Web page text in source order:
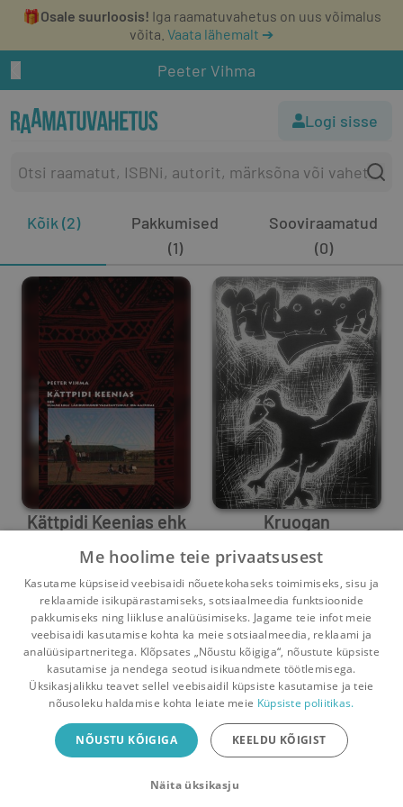
🎁Osale suurloosis! Iga raamatuvahetus on uus võimalus
võita. Vaata lähemalt ➔
Peeter Vihma
Logi sisse
Kõik (2)
Pakkumised
(1)
Sooviraamatud
(0)
Kättpidi Keenias ehk
Kümme lugu
vabatahtlikult Ida-
Aafrikas
8 0
Kruogan
Mariia
0 0
Pealehele Ostukorv Sõnumid Teated Konto
Raamatuvahetuse mobiiliäpp
Vaheta raamatuid veelgi mugavamalt!
Me hoolime teie privaatsusest
Kasutame küpsiseid veebisaidi nõuetekohaseks toimimiseks, sisu ja
reklaamide isikupärastamiseks, sotsiaalmeedia funktsioonide
pakkumiseks ning liikluse analüüsimiseks. Jagame teie infot meie
veebisaidi kasutamise kohta ka meie sotsiaalmeedia, reklaami ja
analüüsipartneritega. Klõpsates „Nõustu kõigiga“, nõustute küpsiste
kasutamise ja nendega seotud isikuandmete töötlemisega.
Üksikasjalikku teavet sellel veebisaidil küpsiste kasutamise ja teie
nõusoleku haldamise kohta leiate meie Küpsiste poliitikas.
NÕUSTU KÕIGIGA KEELDU KÕIGIST
Näita üksikasju